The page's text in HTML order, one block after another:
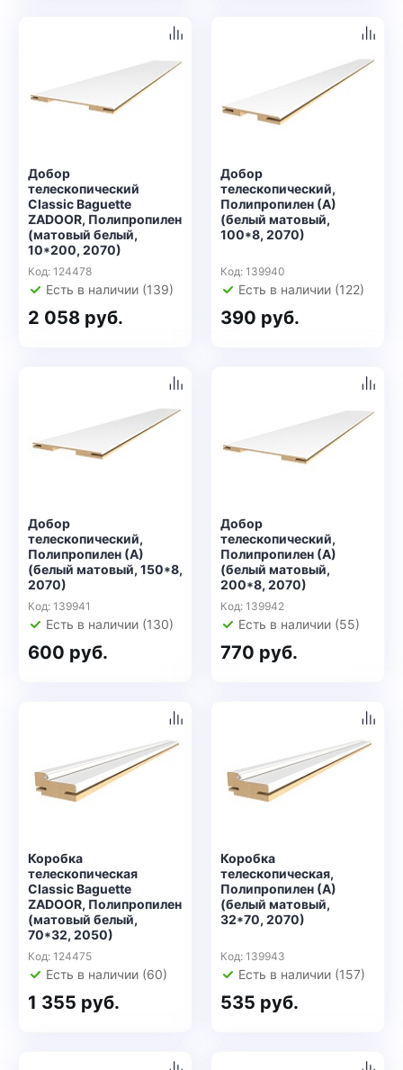
Добор
телескопический
Classic Baguette
ZADOOR, Полипропилен
(матовый белый,
10*200, 2070)
Код: 124478
Есть в наличии (139)
2 058 руб.
Добор
телескопический,
Полипропилен (А)
(белый матовый,
100*8, 2070)
Код: 139940
Есть в наличии (122)
390 руб.
Добор
телескопический,
Полипропилен (А)
(белый матовый, 150*8,
2070)
Код: 139941
Есть в наличии (130)
600 руб.
Добор
телескопический,
Полипропилен (А)
(белый матовый,
200*8, 2070)
Код: 139942
Есть в наличии (55)
770 руб.
Коробка
телескопическая
Classic Baguette
ZADOOR, Полипропилен
(матовый белый,
70*32, 2050)
Код: 124475
Есть в наличии (60)
1 355 руб.
Коробка
телескопическая,
Полипропилен (А)
(белый матовый,
32*70, 2070)
Код: 139943
Есть в наличии (157)
535 руб.